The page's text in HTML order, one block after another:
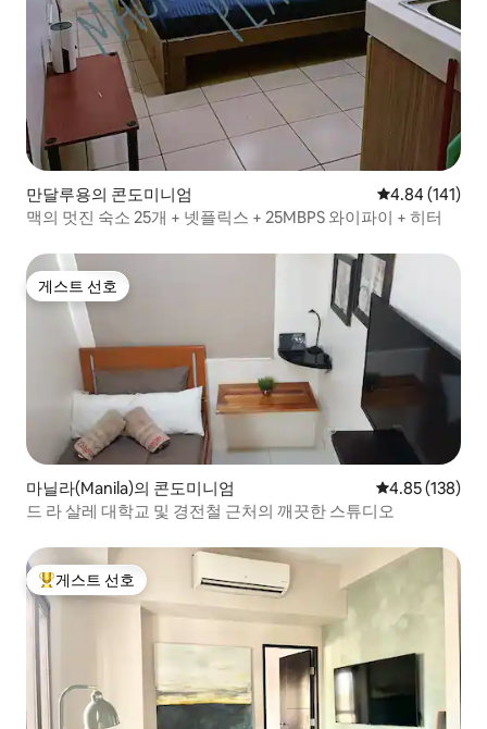
만달루용의 콘도미니엄 평점 4.84점(5
4.84 (141)
맥의 멋진 숙소 25개 + 넷플릭스 + 25MBPS 와이파이 + 히터
게스트 선호
게스트 선호
마닐라(Manila)의 콘도미니엄 평점 4.85점(5
4.85 (138)
드 라 살레 대학교 및 경전철 근처의 깨끗한 스튜디오
상위 게스트 선호
게스트 선호